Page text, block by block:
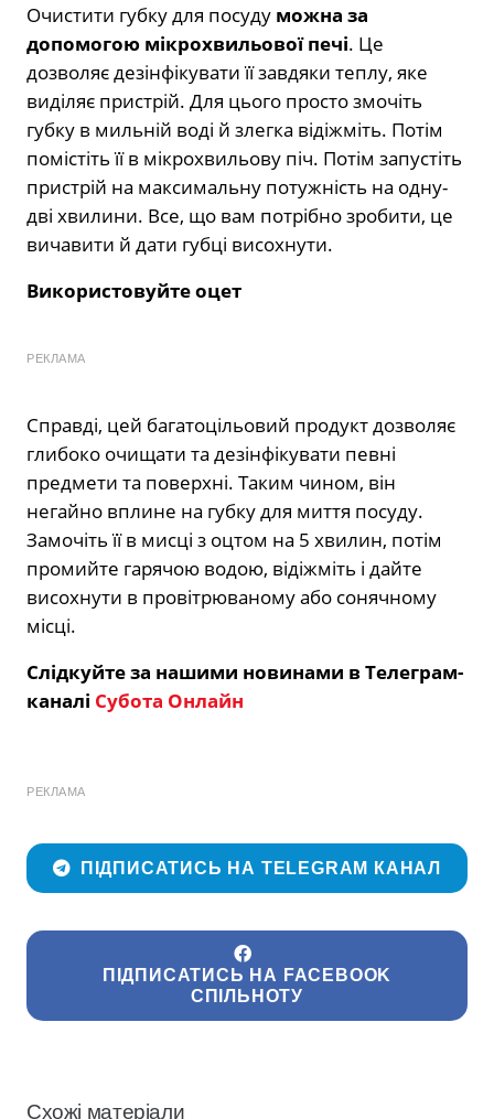
Очистити губку для посуду можна за
допомогою мікрохвильової печі. Це
дозволяє дезінфікувати її завдяки теплу, яке
виділяє пристрій. Для цього просто змочіть
губку в мильній воді й злегка відіжміть. Потім
помістіть її в мікрохвильову піч. Потім запустіть
пристрій на максимальну потужність на одну-
дві хвилини. Все, що вам потрібно зробити, це
вичавити й дати губці висохнути.
Використовуйте оцет
РЕКЛАМА
Справді, цей багатоцільовий продукт дозволяє
глибоко очищати та дезінфікувати певні
предмети та поверхні. Таким чином, він
негайно вплине на губку для миття посуду.
Замочіть її в мисці з оцтом на 5 хвилин, потім
промийте гарячою водою, відіжміть і дайте
висохнути в провітрюваному або сонячному
місці.
Слідкуйте за нашими новинами в Телеграм-
каналі Субота Онлайн
РЕКЛАМА
ПІДПИСАТИСЬ НА TELEGRAM КАНАЛ
ПІДПИСАТИСЬ НА FACEBOOK
СПІЛЬНОТУ
Схожі матеріали